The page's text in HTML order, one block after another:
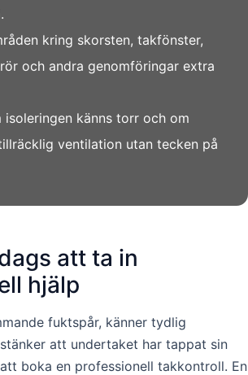
kring skorsten, takfönster,
och andra genomföringar extra
isoleringen känns torr och om
ventilation utan tecken på
att ta in
hjälp
fuktspår, känner tydlig
att undertaket har tappat sin
boka en professionell takkontroll. En